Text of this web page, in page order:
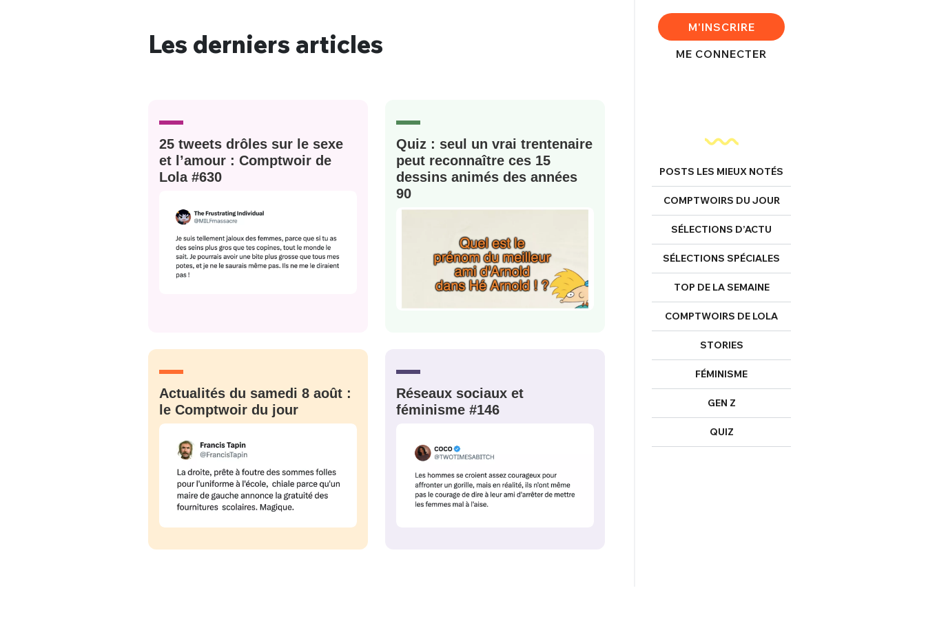
Les derniers articles
25 tweets drôles sur le sexe
et l’amour : Comptwoir de
Lola #630
Quiz : seul un vrai trentenaire
peut reconnaître ces 15
dessins animés des années
90
Actualités du samedi 8 août :
le Comptwoir du jour
Réseaux sociaux et
féminisme #146
M'INSCRIRE
ME CONNECTER
POSTS LES MIEUX NOTÉS
COMPTWOIRS DU JOUR
SÉLECTIONS D’ACTU
SÉLECTIONS SPÉCIALES
TOP DE LA SEMAINE
COMPTWOIRS DE LOLA
STORIES
FÉMINISME
GEN Z
QUIZ
FERMER
PSEUDO *
EMAIL
PASSWORD*
PSEUDO
MOT DE PASSE Mot de passe perdu ?
CONNEXION
VOTRE PARTICIPATION
Que souhaitez-vous proposer ?
Quelques
tweets
Ma propre
sélection
Un Thread
C'EST PARTI